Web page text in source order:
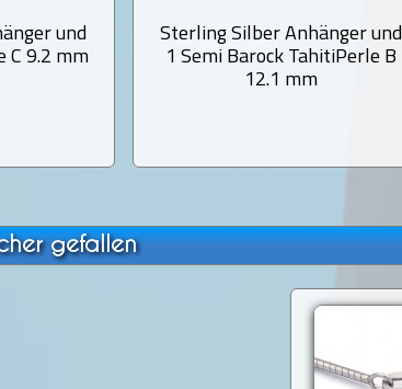
und
C 9.2 mm
Sterling Silber Anhänger und
1 Semi Barock TahitiPerle B
12.1 mm
gefallen